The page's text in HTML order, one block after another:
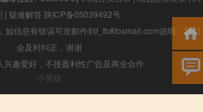
| 疑难解答 陕ICP备05039492号
如信息有错误可发邮件到f_fb#foxmail.com说明，我们
会及时纠正，谢谢
兴趣爱好，不接盈利性广告及商业合作
小男孩